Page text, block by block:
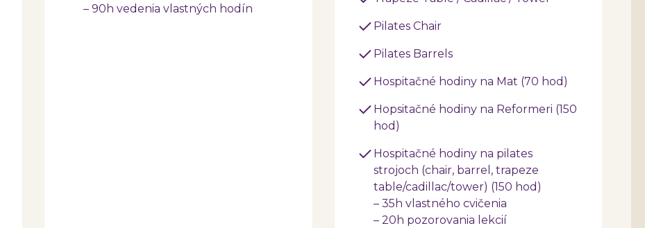
– 90h vedenia vlastných hodín
Pilates Chair
Pilates Barrels
Hospitačné hodiny na Mat (70 hod)
Hopsitačné hodiny na Reformeri (150
hod)
Hospitačné hodiny na pilates
strojoch (chair, barrel, trapeze
table/cadillac/tower) (150 hod)
– 35h vlastného cvičenia
– 20h pozorovania lekcií